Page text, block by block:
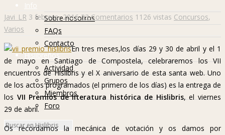
Info
Sobre nosotros
FAQs
Contacto
Hislibreños
Actividad
Grupos
Miembros
Foro
Javi_LR 3 febrero, 2016 33 Comentarios 1126 vistas Concursos,
Varios
En tres meses,los días 29 y 30 de abril y el 1
de mayo en Santiago de Compostela, celebraremos los VII
encuentros de Hislibris y el X aniversario de esta santa web. Uno
de los actos programados (el primero de los días) es la entrega de
los VII Premios de literatura histórica de Hislibris, el viernes
29 de abril.
Os recordamos la mecánica de votación y os damos por